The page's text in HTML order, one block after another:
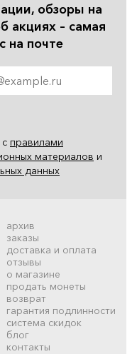
обзоры на
акциях – самая
на почте
правилами
материалов и
данных
архив
заказы
доставка и оплата
отзывы
о магазине
продать монеты
возврат
гарантия подлинности
система скидок
блог
контакты